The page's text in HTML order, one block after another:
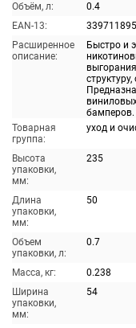
Объём, л:
0.4
EAN-13:
Расширенное
описание:
Быстро и
Товарная
группа:
уход и
Высота
упаковки,
мм:
235
Длина
упаковки,
мм:
50
Объем
упаковки, л:
0.7
Масса, кг:
0.238
Ширина
упаковки,
мм:
54